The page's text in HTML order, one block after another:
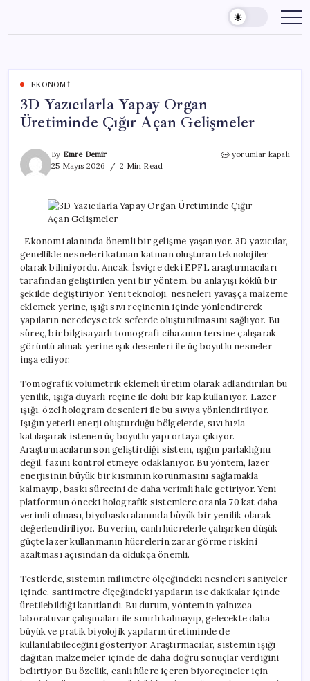
content
EKONOMI
3D Yazıcılarla Yapay Organ
Üretiminde Çığır Açan Gelişmeler
By Emre Demir
25 Mayıs 2026
2 Min Read
3D
Üretiminde
Çığır
Gelişmeler
için
yorumlar kapalı
Ekonomi alanında önemli bir gelişme yaşanıyor. 3D yazıcılar,
genellikle nesneleri katman katman oluşturan teknolojiler
olarak biliniyordu. Ancak, İsviçre’deki EPFL araştırmacıları
tarafından geliştirilen yeni bir yöntem, bu anlayışı köklü bir
şekilde değiştiriyor. Yeni teknoloji, nesneleri yavaşça malzeme
eklemek yerine, ışığı sıvı reçinenin içinde yönlendirerek
yapıların neredeyse tek seferde oluşturulmasını sağlıyor. Bu
süreç, bir bilgisayarlı tomografi cihazının tersine çalışarak,
görüntü almak yerine ışık desenleri ile üç boyutlu nesneler
inşa ediyor.
Tomografik volumetrik eklemeli üretim olarak adlandırılan bu
yenilik, ışığa duyarlı reçine ile dolu bir kap kullanıyor. Lazer
ışığı, özel hologram desenleri ile bu sıvıya yönlendiriliyor.
Işığın yeterli enerji oluşturduğu bölgelerde, sıvı hızla
katılaşarak istenen üç boyutlu yapı ortaya çıkıyor.
Araştırmacıların son geliştirdiği sistem, ışığın parlaklığını
değil, fazını kontrol etmeye odaklanıyor. Bu yöntem, lazer
enerjisinin büyük bir kısmının korunmasını sağlamakla
kalmayıp, baskı sürecini de daha verimli hale getiriyor. Yeni
platformun önceki holografik sistemlere oranla 70 kat daha
verimli olması, biyobaskı alanında büyük bir yenilik olarak
değerlendiriliyor. Bu verim, canlı hücrelerle çalışırken düşük
güçte lazer kullanmanın hücrelerin zarar görme riskini
azaltması açısından da oldukça önemli.
Testlerde, sistemin milimetre ölçeğindeki nesneleri saniyeler
içinde, santimetre ölçeğindeki yapıların ise dakikalar içinde
üretilebildiği kanıtlandı. Bu durum, yöntemin yalnızca
laboratuvar çalışmaları ile sınırlı kalmayıp, gelecekte daha
büyük ve pratik biyolojik yapıların üretiminde de
kullanılabileceğini gösteriyor. Araştırmacılar, sistemin ışığı
dağıtan malzemeler içinde de daha doğru sonuçlar verdiğini
belirtiyor. Bu özellik, canlı hücre içeren biyoreçineler için